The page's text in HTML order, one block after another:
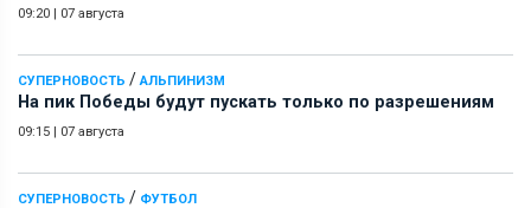
09:20 | 07 августа
СУПЕРНОВОСТЬ / АЛЬПИНИЗМ
На пик Победы будут пускать только по разрешениям
09:15 | 07 августа
СУПЕРНОВОСТЬ / ФУТБОЛ